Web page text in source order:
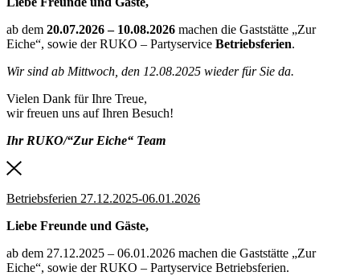
ab dem 20.07.2026 – 10.08.2026 machen die Gaststätte „Zur
Eiche“, sowie der RUKO – Partyservice Betriebsferien.
Wir sind ab Mittwoch, den 12.08.2025 wieder für Sie da.
Vielen Dank für Ihre Treue,
wir freuen uns auf Ihren Besuch!
Ihr RUKO/“Zur Eiche“ Team
Betriebsferien 27.12.2025-06.01.2026
Liebe Freunde und Gäste,
ab dem 27.12.2025 – 06.01.2026 machen die Gaststätte „Zur
Eiche“, sowie der RUKO – Partyservice Betriebsferien.